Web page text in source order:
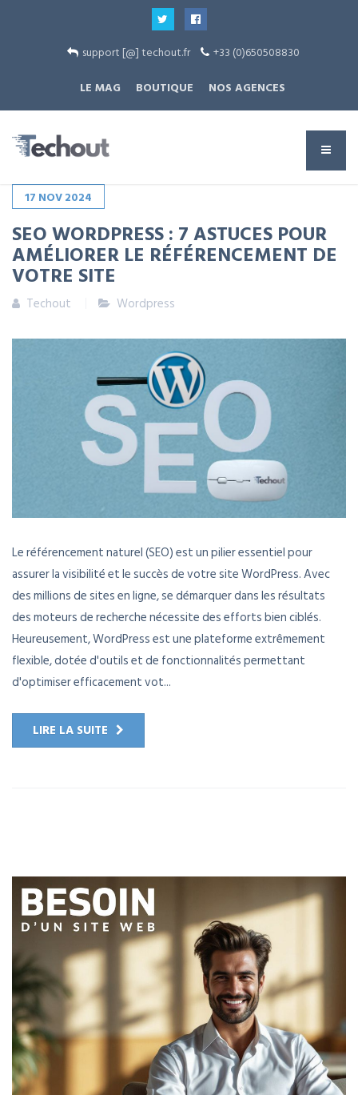
support [@] techout.fr
+33 (0)650508830
LE MAG
BOUTIQUE NOS AGENCES
17 NOV2024
SEO WORDPRESS : 7 ASTUCES POUR
AMÉLIORER LE RÉFÉRENCEMENT DE
VOTRE SITE
Techout Wordpress
Le référencement naturel (SEO) est un pilier essentiel pour
assurer la visibilité et le succès de votre site WordPress. Avec
des millions de sites en ligne, se démarquer dans les résultats
des moteurs de recherche nécessite des efforts bien ciblés.
Heureusement, WordPress est une plateforme extrêmement
flexible, dotée d'outils et de fonctionnalités permettant
d'optimiser efficacement vot...
LIRE LA SUITE